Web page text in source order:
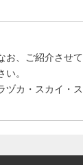
お、ご紹介させて
。
ヅカ・スカイ・ス